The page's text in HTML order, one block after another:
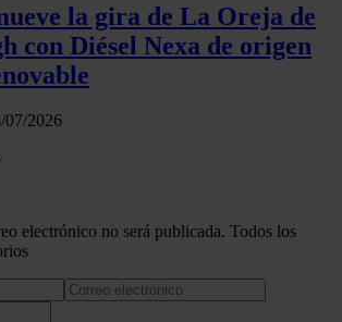
la gira de La Oreja de
con Diésel Nexa de origen
07/2026
electrónico no será publicada. Todos los